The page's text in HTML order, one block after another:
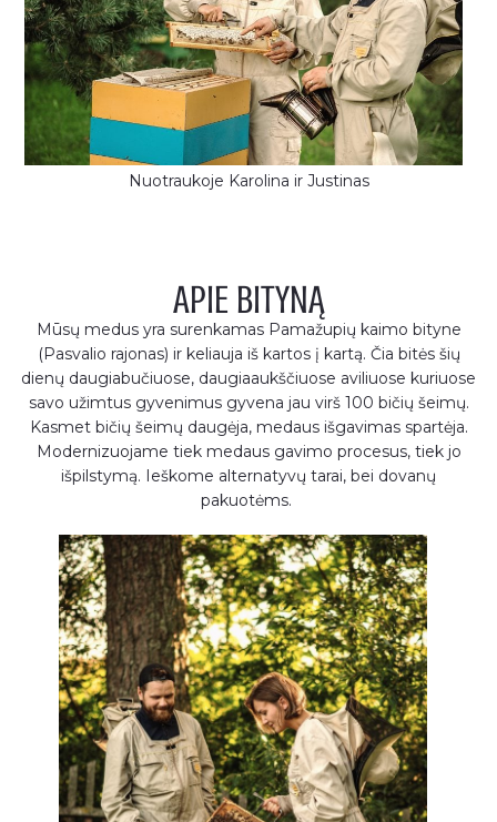
Nuotraukoje Karolina ir Justinas
APIE BITYNĄ
Mūsų medus yra surenkamas Pamažupių kaimo bityne
(Pasvalio rajonas) ir keliauja iš kartos į kartą. Čia bitės šių
dienų daugiabučiuose, daugiaaukščiuose aviliuose kuriuose
savo užimtus gyvenimus gyvena jau virš 100 bičių šeimų.
Kasmet bičių šeimų daugėja, medaus išgavimas spartėja.
Modernizuojame tiek medaus gavimo procesus, tiek jo
išpilstymą. Ieškome alternatyvų tarai, bei dovanų
pakuotėms.